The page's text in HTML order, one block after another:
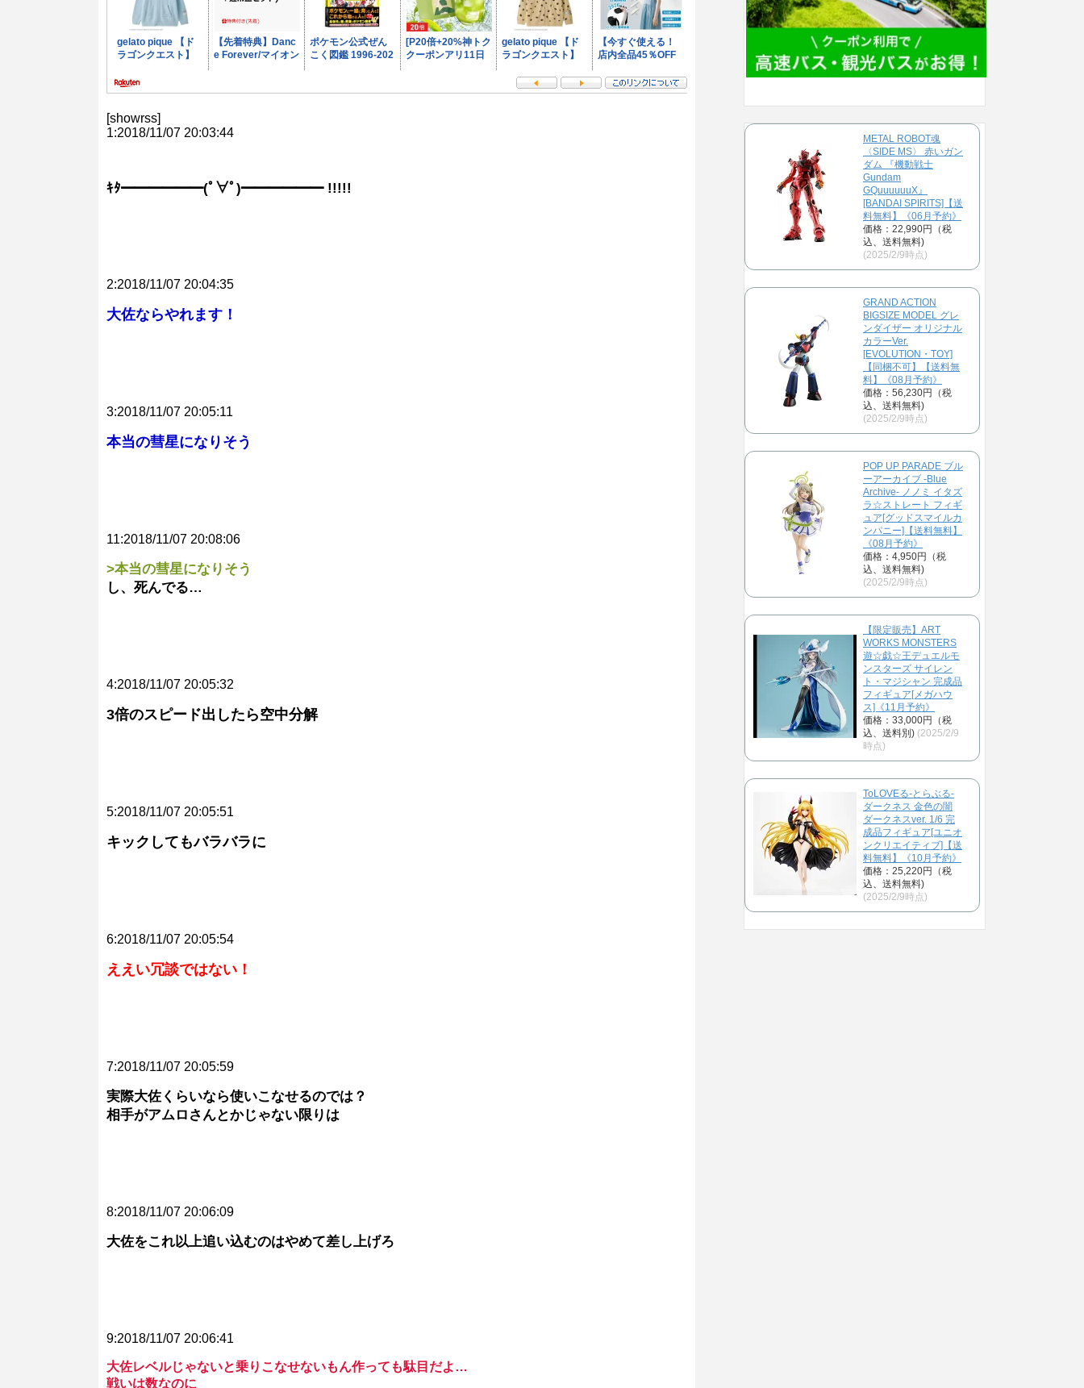
[showrss]
1:2018/11/07 20:03:44
ｷﾀ━━━━━━(ﾟ∀ﾟ)━━━━━━ !!!!!
2:2018/11/07 20:04:35
大佐ならやれます！
3:2018/11/07 20:05:11
本当の彗星になりそう
11:2018/11/07 20:08:06
>本当の彗星になりそう
し、死んでる…
4:2018/11/07 20:05:32
3倍のスピード出したら空中分解
5:2018/11/07 20:05:51
キックしてもバラバラに
6:2018/11/07 20:05:54
ええい冗談ではない！
7:2018/11/07 20:05:59
実際大佐くらいなら使いこなせるのでは？
相手がアムロさんとかじゃない限りは
8:2018/11/07 20:06:09
大佐をこれ以上追い込むのはやめて差し上げろ
9:2018/11/07 20:06:41
大佐レベルじゃないと乗りこなせないもん作っても駄目だよ…
戦いは数なのに
METAL ROBOT魂
〈SIDE MS〉 赤いガン
ダム 『機動戦士
Gundam
GQuuuuuuX』
[BANDAI SPIRITS]【送
料無料】《06月予約》
価格：22,990円（税
込、送料無料)
(2025/2/9時点)
GRAND ACTION
BIGSIZE MODEL グレ
ンダイザー オリジナル
カラーVer.
[EVOLUTION・TOY]
【同梱不可】【送料無
料】《08月予約》
価格：56,230円（税
込、送料無料)
(2025/2/9時点)
POP UP PARADE ブル
ーアーカイブ -Blue
Archive- ノノミ イタズ
ラ☆ストレート フィギ
ュア[グッドスマイルカ
ンパニー]【送料無料】
《08月予約》
価格：4,950円（税
込、送料無料)
(2025/2/9時点)
【限定販売】ART
WORKS MONSTERS
遊☆戯☆王デュエルモ
ンスターズ サイレン
ト・マジシャン 完成品
フィギュア[メガハウ
ス]《11月予約》
価格：33,000円（税
込、送料別) (2025/2/9
時点)
ToLOVEる-とらぶる-
ダークネス 金色の闇
ダークネスver. 1/6 完
成品フィギュア[ユニオ
ンクリエイティブ]【送
料無料】《10月予約》
価格：25,220円（税
込、送料無料)
(2025/2/9時点)